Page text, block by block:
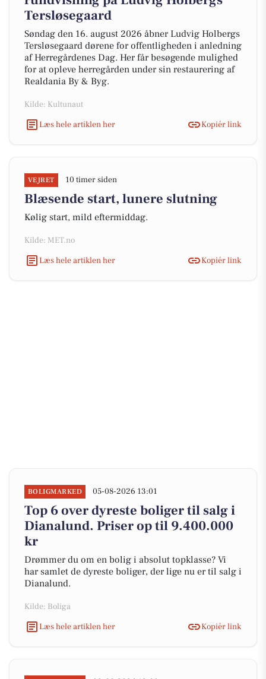
Tersløsegaard
Søndag den 16. august 2026 åbner Ludvig Holbergs
Tersløsegaard dørene for offentligheden i anledning
af Herregårdenes Dag. Her får besøgende mulighed
for at opleve herregården under sin restaurering af
Realdania By & Byg.
Kilde: Kultunaut
Læs hele artiklen her
Kopiér link
VEJRET 10 timer siden
Blæsende start, lunere slutning
Kølig start, mild eftermiddag.
Kilde: MET.no
Læs hele artiklen her
Kopiér link
BOLIGMARKED 05-08-2026 13:01
Top 6 over dyreste boliger til salg i
Dianalund. Priser op til 9.400.000
kr
Drømmer du om en bolig i absolut topklasse? Vi
har samlet de dyreste boliger, der lige nu er til salg i
Dianalund.
Kilde: Boliga
Læs hele artiklen her
Kopiér link